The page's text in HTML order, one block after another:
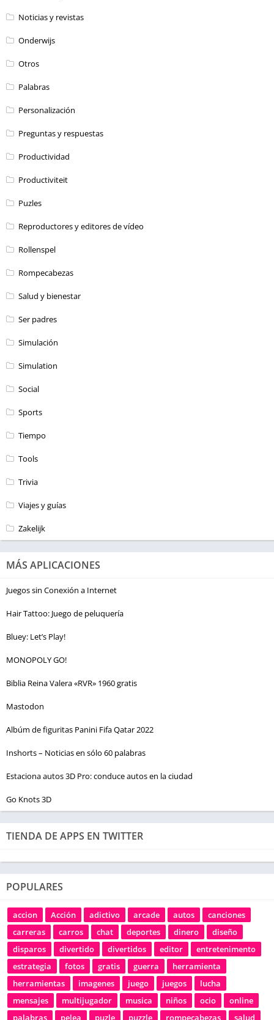
Noticias y revistas
Onderwijs
Otros
Palabras
Personalización
Preguntas y respuestas
Productividad
Productiviteit
Puzles
Reproductores y editores de vídeo
Rollenspel
Rompecabezas
Salud y bienestar
Ser padres
Simulación
Simulation
Social
Sports
Tiempo
Tools
Trivia
Viajes y guías
Zakelijk
MÁS APLICACIONES
Juegos sin Conexión a Internet
Hair Tattoo: Juego de peluquería
Bluey: Let’s Play!
MONOPOLY GO!
Biblia Reina Valera «RVR» 1960 gratis
Mastodon
Albúm de figuritas Panini Fifa Qatar 2022
Inshorts – Noticias en sólo 60 palabras
Estaciona autos 3D Pro: conduce autos en la ciudad
Go Knots 3D
TIENDA DE APPS EN TWITTER
POPULARES
accion Acción adictivo arcade autos
canciones
carreras
carros chat deportes dinero
diseño
disparos
divertido divertidos editor
entretenimento
estrategia
fotos gratis guerra
herramienta
herramientas
imagenes juego juegos
lucha
mensajes
multijugador musica niños ocio
online
palabras
pelea puzle puzzle rompecabezas salud